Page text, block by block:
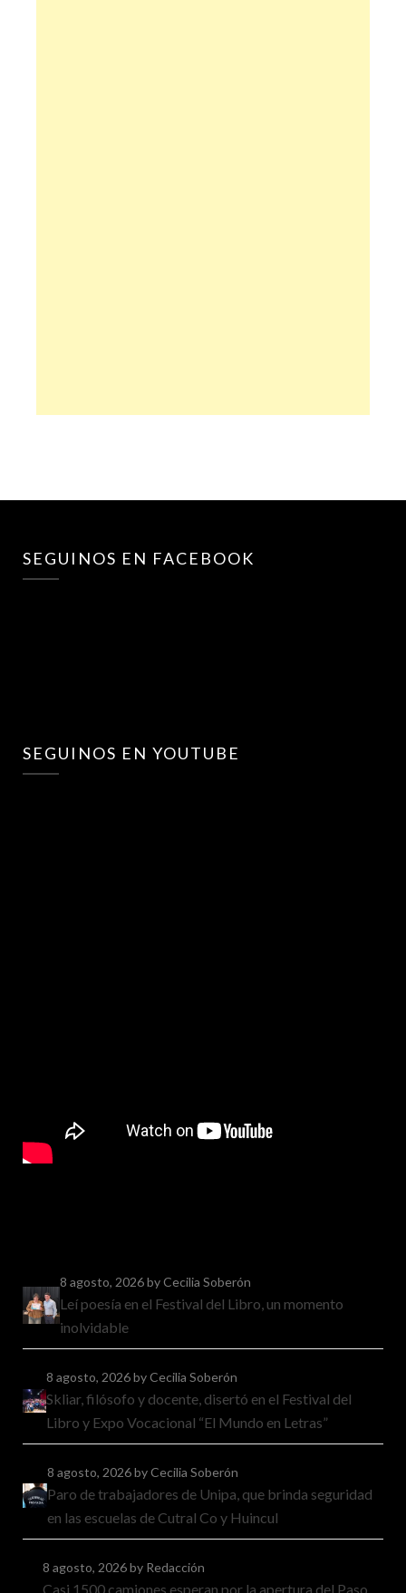
SEGUINOS EN FACEBOOK
SEGUINOS EN YOUTUBE
8 agosto, 2026by Cecilia Soberón
Leí poesía en el Festival del Libro, un momento
inolvidable
8 agosto, 2026by Cecilia Soberón
Skliar, filósofo y docente, disertó en el Festival del
Libro y Expo Vocacional “El Mundo en Letras”
8 agosto, 2026by Cecilia Soberón
Paro de trabajadores de Unipa, que brinda seguridad
en las escuelas de Cutral Co y Huincul
8 agosto, 2026by Redacción
Casi 1500 camiones esperan por la apertura del Paso